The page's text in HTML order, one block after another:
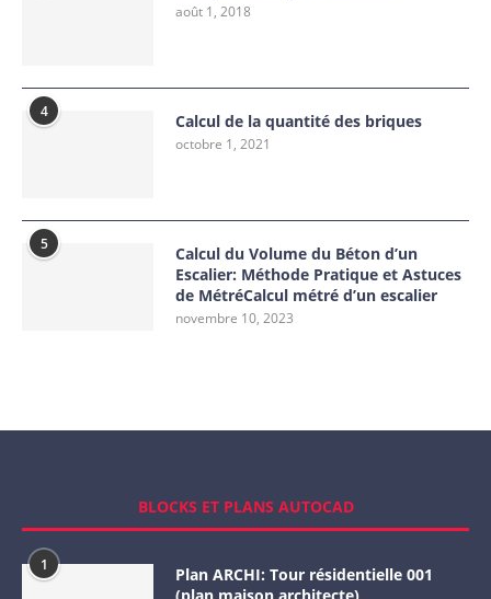
août 1, 2018
4 Calcul de la quantité des briques
octobre 1, 2021
5
Calcul du Volume du Béton d’un
Escalier: Méthode Pratique et Astuces
de MétréCalcul métré d’un escalier
novembre 10, 2023
BLOCKS ET PLANS AUTOCAD
1
Plan ARCHI: Tour résidentielle 001